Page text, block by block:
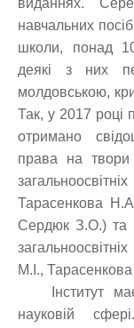
виданнях.
навчальних
школи, понад 10
деякі з них
молдовською,
Так, у 2017 році
отримано
права на
Тарасенкова
Сердюк З.О.) та
М.І.,
Інститут
науковій